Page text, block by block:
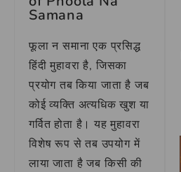
Samana
फूला न समाना एक प्रसिद्ध
हिंदी मुहावरा है, जिसका
प्रयोग तब किया जाता है जब
कोई व्यक्ति अत्यधिक खुश या
गर्वित होता है। यह मुहावरा
विशेष रूप से तब उपयोग में
लाया जाता है जब किसी की